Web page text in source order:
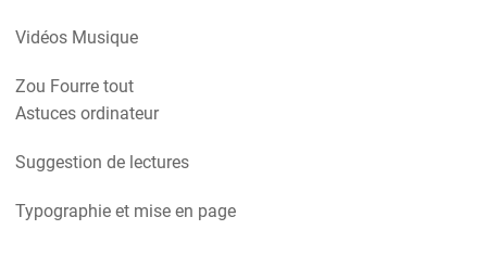
Vidéos Musique
Zou Fourre tout
Astuces ordinateur
Suggestion de lectures
Typographie et mise en page